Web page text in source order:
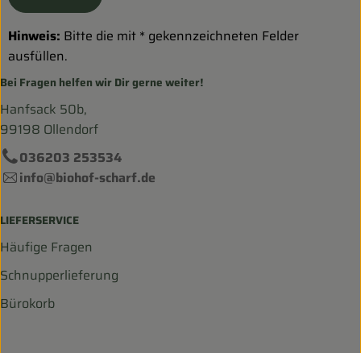
Hinweis: Bitte die mit * gekennzeichneten Felder
ausfüllen.
Bei Fragen helfen wir Dir gerne weiter!
Hanfsack 50b,
99198 Ollendorf
036203 253534
info@biohof-scharf.de
LIEFERSERVICE
Häufige Fragen
Schnupperlieferung
Bürokorb